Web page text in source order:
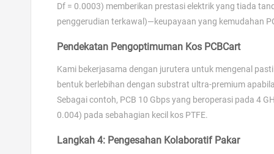
Df = 0.0003) memberikan prestasi elektrik yang tiada
penggerudian terkawal)—keupayaan yang kemudahan
Pendekatan Pengoptimuman Kos PCBCart
Kami bekerjasama dengan jurutera untuk mengenal
bentuk berlebihan dengan substrat ultra-premium
Sebagai contoh, PCB 10 Gbps yang beroperasi pada 4
0.004) pada sebahagian kecil kos PTFE.
Langkah 4: Pengesahan Kolaboratif Pakar